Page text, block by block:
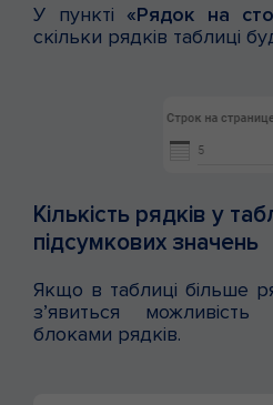
У пункті «Рядок на
скільки рядків таблиці
Кількість рядків у
підсумкових значень
Якщо в таблиці більше
з’явиться
блоками рядків.